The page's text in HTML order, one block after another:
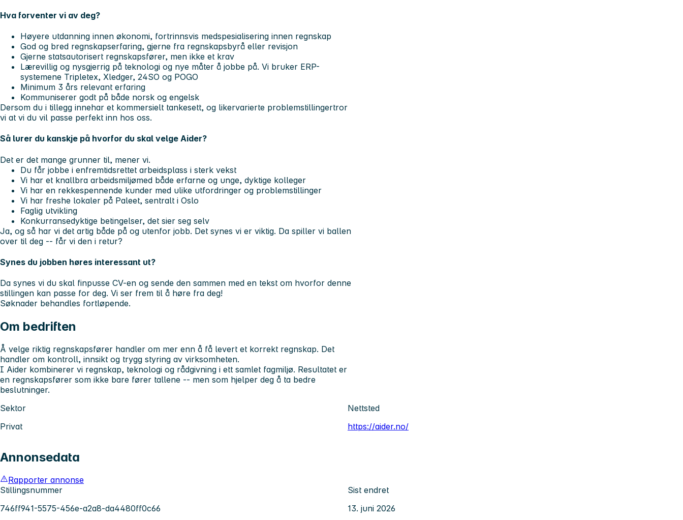
Hva forventer vi av deg?
Høyere utdanning innen økonomi, fortrinnsvis medspesialisering innen regnskap
God og bred regnskapserfaring, gjerne fra regnskapsbyrå eller revisjon
Gjerne statsautorisert regnskapsfører, men ikke et krav
Lærevillig og nysgjerrig på teknologi og nye måter å jobbe på. Vi bruker ERP-
systemene Tripletex, Xledger, 24SO og POGO
Minimum 3 års relevant erfaring
Kommuniserer godt på både norsk og engelsk
Dersom du i tillegg innehar et kommersielt tankesett, og likervarierte problemstillingertror
vi at vi du vil passe perfekt inn hos oss.
Så lurer du kanskje på hvorfor du skal velge Aider?
Det er det mange grunner til, mener vi.
Du får jobbe i enfremtidsrettet arbeidsplass i sterk vekst
Vi har et knallbra arbeidsmiljømed både erfarne og unge, dyktige kolleger
Vi har en rekkespennende kunder med ulike utfordringer og problemstillinger
Vi har freshe lokaler på Paleet, sentralt i Oslo
Faglig utvikling
Konkurransedyktige betingelser, det sier seg selv
Ja, og så har vi det artig både på og utenfor jobb. Det synes vi er viktig. Da spiller vi ballen
over til deg -- får vi den i retur?
Synes du jobben høres interessant ut?
Da synes vi du skal finpusse CV-en og sende den sammen med en tekst om hvorfor denne
stillingen kan passe for deg. Vi ser frem til å høre fra deg!
Søknader behandles fortløpende.
Om bedriften
Å velge riktig regnskapsfører handler om mer enn å få levert et korrekt regnskap. Det
handler om kontroll, innsikt og trygg styring av virksomheten.
I Aider kombinerer vi regnskap, teknologi og rådgivning i ett samlet fagmiljø. Resultatet er
en regnskapsfører som ikke bare fører tallene -- men som hjelper deg å ta bedre
beslutninger.
Sektor
Privat
Nettsted
https://aider.no/
Annonsedata
Rapporter annonse
Stillingsnummer
746ff941-5575-456e-a2a8-da4480ff0c66
Sist endret
13. juni 2026